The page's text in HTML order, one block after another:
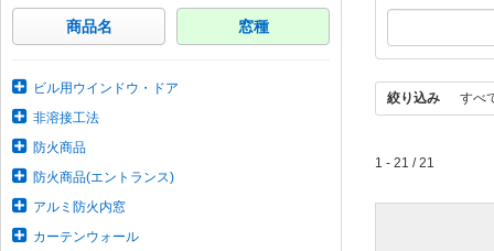
商品名 窓種
ビル用ウインドウ・ドア
非溶接工法
防火商品
防火商品(エントランス)
アルミ防火内窓
カーテンウォール
絞り込み すべ
1 - 21 / 21